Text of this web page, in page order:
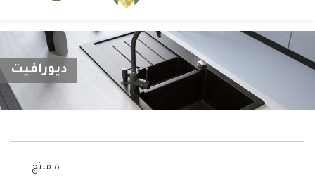
ديورافيت
٥ منتج